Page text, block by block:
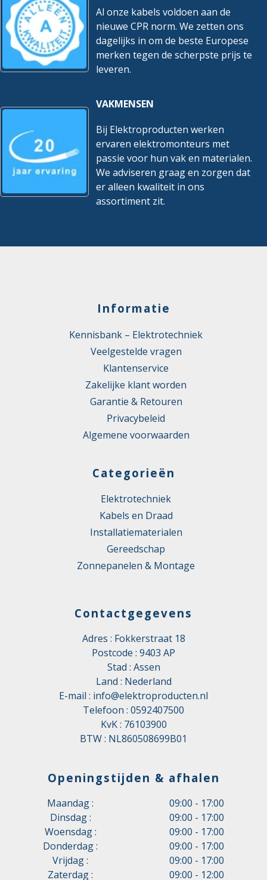
Al onze kabels voldoen aan de
nieuwe CPR norm. We zetten ons
dagelijks in om de beste Europese
merken tegen de scherpste prijs te
leveren.
VAKMENSEN
Bij Elektroproducten werken
ervaren elektromonteurs met
passie voor hun vak en materialen.
We adviseren graag en zorgen dat
er alleen kwaliteit in ons
assortiment zit.
Informatie
Kennisbank – Elektrotechniek
Veelgestelde vragen
Klantenservice
Zakelijke klant worden
Garantie & Retouren
Privacybeleid
Algemene voorwaarden
Categorieën
Elektrotechniek
Kabels en Draad
Installatiematerialen
Gereedschap
Zonnepanelen & Montage
Contactgegevens
Adres : Fokkerstraat 18
Postcode : 9403 AP
Stad : Assen
Land : Nederland
E-mail : info@elektroproducten.nl
Telefoon : 0592407500
KvK : 76103900
BTW : NL860508699B01
Openingstijden & afhalen
Maandag :
09:00 - 17:00
Dinsdag :
09:00 - 17:00
Woensdag :
09:00 - 17:00
Donderdag :
09:00 - 17:00
Vrijdag :
09:00 - 17:00
Zaterdag :
09:00 - 12:00